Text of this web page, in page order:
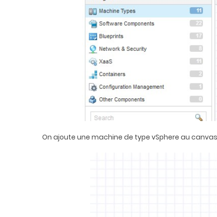
On ajoute une machine de type vSphere au canvas